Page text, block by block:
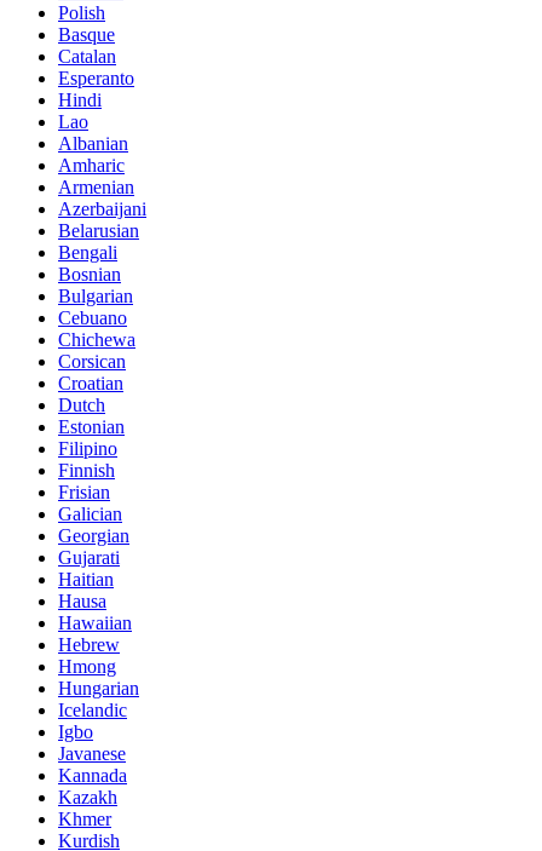
Polish
Basque
Catalan
Esperanto
Hindi
Lao
Albanian
Amharic
Armenian
Azerbaijani
Belarusian
Bengali
Bosnian
Bulgarian
Cebuano
Chichewa
Corsican
Croatian
Dutch
Estonian
Filipino
Finnish
Frisian
Galician
Georgian
Gujarati
Haitian
Hausa
Hawaiian
Hebrew
Hmong
Hungarian
Icelandic
Igbo
Javanese
Kannada
Kazakh
Khmer
Kurdish